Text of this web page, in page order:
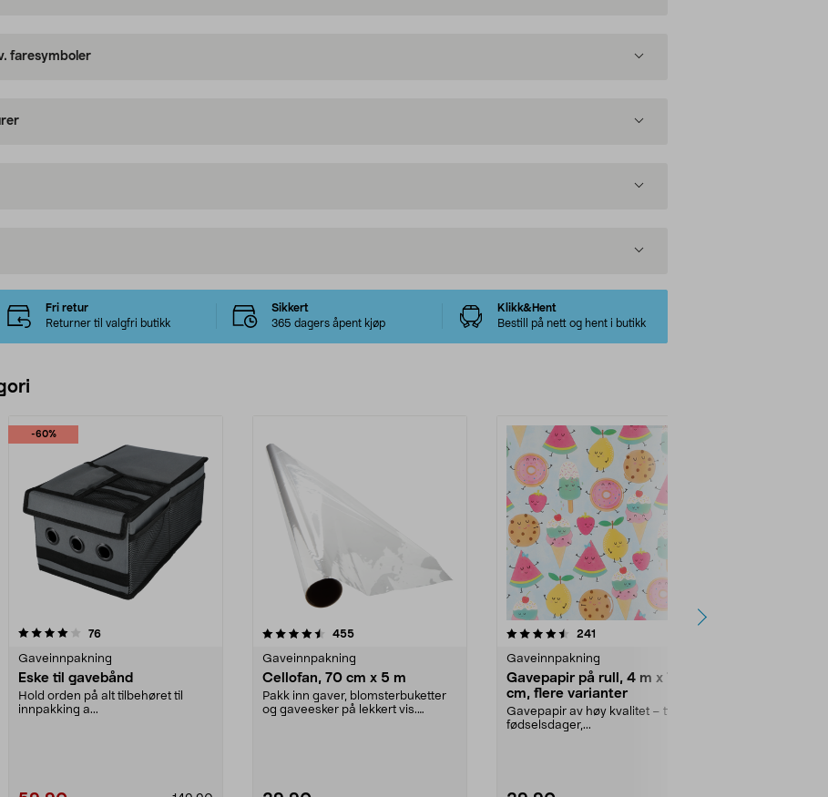
faresymboler
Fri retur
Returner til valgfri butikk
Sikkert
365 dagers åpent kjøp
Klikk&Hent
Bestill på nett og hent i butikk
-60%
76anmeldelser
Gaveinnpakning
Eske til gavebånd
Hold orden på alt tilbehøret til
innpakking a...
4.5 av 5 stjerner 455anmeldelser
Gaveinnpakning
Cellofan, 70 cm x 5 m
Pakk inn gaver, blomsterbuketter
og gaveesker på lekkert vis.
4.5 av 5 stjerner 241
Gaveinnpakning
Gavepapir på rull, 4 m x 70
cm, flere varianter
Gavepapir av høy kvalitet – til
fødselsdager,...
5.0 av 5 stjerner